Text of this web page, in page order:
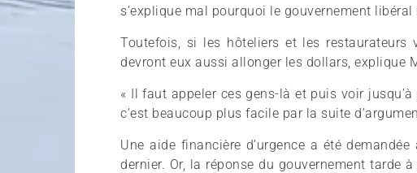
s’explique mal pourquoi le gouvernement libéral
Toutefois, si les hôteliers et les
devront eux aussi allonger les dollars, explique
« Il faut appeler ces gens-là et puis voir
c’est beaucoup plus facile par la suite
Une aide financière d’urgence a été
dernier. Or, la réponse du gouvernement tarde